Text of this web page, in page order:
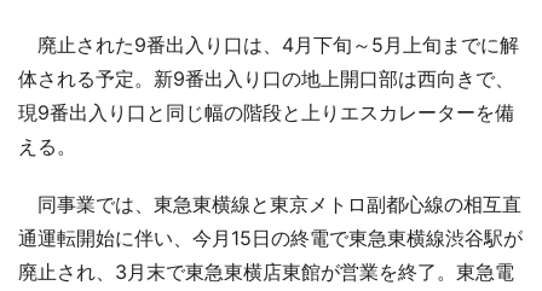
廃止された9番出入り口は、4月下旬～5月上旬までに解
体される予定。新9番出入り口の地上開口部は西向きで、
現9番出入り口と同じ幅の階段と上りエスカレーターを備
える。
同事業では、東急東横線と東京メトロ副都心線の相互直
通運転開始に伴い、今月15日の終電で東急東横線渋谷駅が
廃止され、3月末で東急東横店東館が営業を終了。東急電